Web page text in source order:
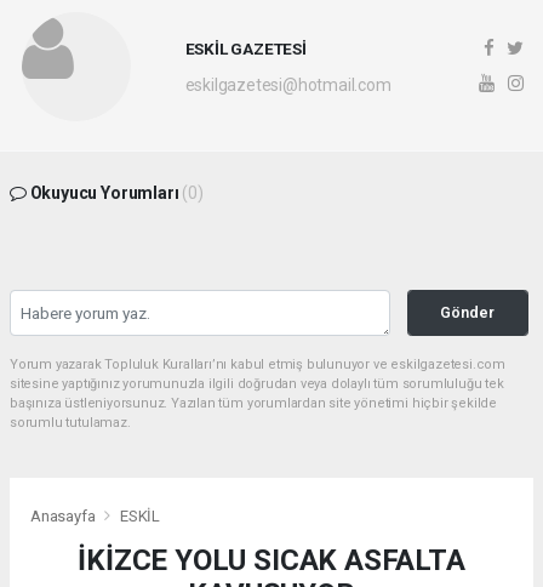
ESKİL GAZETESİ
eskilgazetesi@hotmail.com
Okuyucu Yorumları (0)
Gönder
Yorum yazarak Topluluk Kuralları’nı kabul etmiş bulunuyor ve eskilgazetesi.com
sitesine yaptığınız yorumunuzla ilgili doğrudan veya dolaylı tüm sorumluluğu tek
başınıza üstleniyorsunuz. Yazılan tüm yorumlardan site yönetimi hiçbir şekilde
sorumlu tutulamaz.
Anasayfa ESKİL
İKİZCE YOLU SICAK ASFALTA